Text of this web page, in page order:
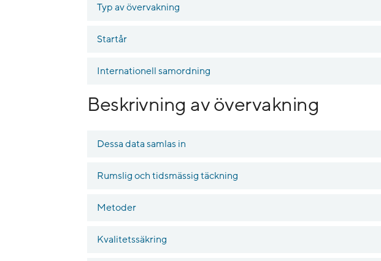
Typ av övervakning
Startår
Internationell samordning
Beskrivning av övervakning
Dessa data samlas in
Rumslig och tidsmässig täckning
Metoder
Kvalitetssäkring